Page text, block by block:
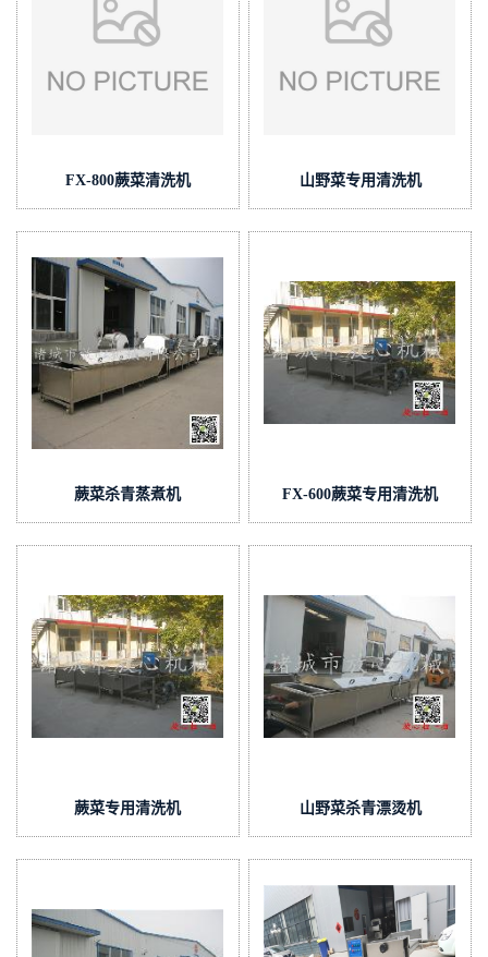
FX-800蕨菜清洗机 山野菜专用清洗机
蕨菜杀青蒸煮机 FX-600蕨菜专用清洗机
蕨菜专用清洗机 山野菜杀青漂烫机